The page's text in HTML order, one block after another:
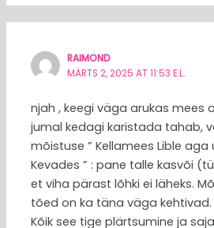
RAIMOND
MÄRTS 2, 2025 AT 11:53 E.L.
njah , keegi väga arukas mees
jumal kedagi karistada tahab,
mõistuse ” Kellamees Lible aga
Kevades ” : pane talle kasvõi
et viha pärast lõhki ei läheks.
tõed on ka täna väga kehtivad.
Kõik see tige plärtsumine ja